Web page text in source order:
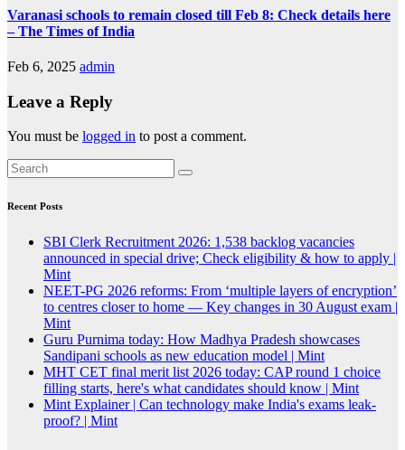
Varanasi schools to remain closed till Feb 8: Check details here
– The Times of India
Feb 6, 2025 admin
Leave a Reply
You must be logged in to post a comment.
Recent Posts
SBI Clerk Recruitment 2026: 1,538 backlog vacancies
announced in special drive; Check eligibility & how to apply |
Mint
NEET-PG 2026 reforms: From ‘multiple layers of encryption’
to centres closer to home — Key changes in 30 August exam |
Mint
Guru Purnima today: How Madhya Pradesh showcases
Sandipani schools as new education model | Mint
MHT CET final merit list 2026 today: CAP round 1 choice
filling starts, here's what candidates should know | Mint
Mint Explainer | Can technology make India's exams leak-
proof? | Mint